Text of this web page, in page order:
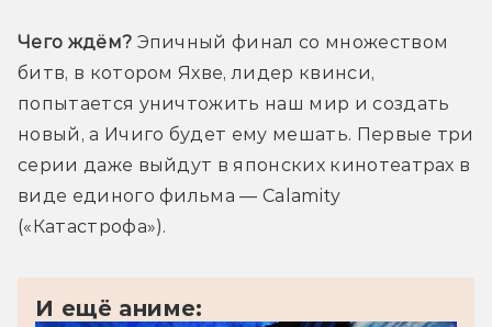
Чего ждём? Эпичный финал со множеством
битв, в котором Яхве, лидер квинси,
попытается уничтожить наш мир и создать
новый, а Ичиго будет ему мешать. Первые три
серии даже выйдут в японских кинотеатрах в
виде единого фильма — Calamity
(«Катастрофа»).
И ещё аниме: